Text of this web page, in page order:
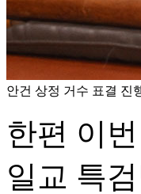
안건 상정 거수 표결 진
한편 이
일교 특